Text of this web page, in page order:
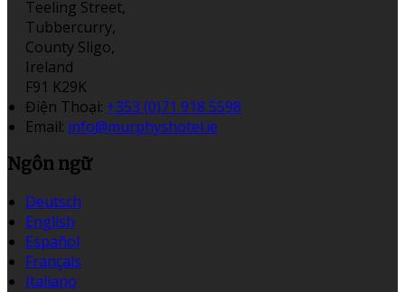
Teeling Street,
Tubbercurry,
County Sligo,
Ireland
F91 K29K
Điện Thoại: +353 (0)71 918 5598
Email: info@murphyshotel.ie
Ngôn ngữ
Deutsch
English
Español
Français
Italiano